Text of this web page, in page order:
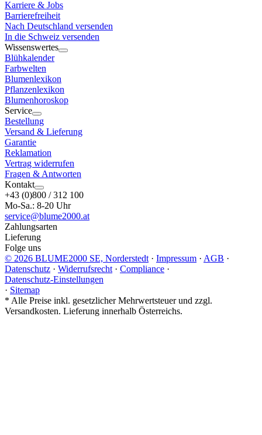
Karriere & Jobs
Barrierefreiheit
Nach Deutschland versenden
In die Schweiz versenden
Wissenswertes
Blühkalender
Farbwelten
Blumenlexikon
Pflanzenlexikon
Blumenhoroskop
Service
Bestellung
Versand & Lieferung
Garantie
Reklamation
Vertrag widerrufen
Fragen & Antworten
Kontakt
+43 (0)800 / 312 100
Mo-Sa.: 8-20 Uhr
service@blume2000.at
Zahlungsarten
Lieferung
Folge uns
© 2026 BLUME2000 SE, Norderstedt · Impressum · AGB ·
Datenschutz · Widerrufsrecht · Compliance ·
Datenschutz-Einstellungen
· Sitemap
* Alle Preise inkl. gesetzlicher Mehrwertsteuer und zzgl.
Versandkosten. Lieferung innerhalb Österreichs.